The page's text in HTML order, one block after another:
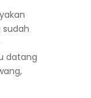
datang